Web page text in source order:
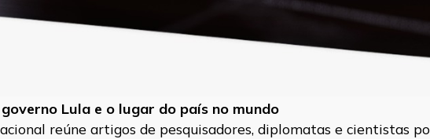
Lula e o lugar do país no mundo
reúne artigos de pesquisadores, diplomatas e cientistas